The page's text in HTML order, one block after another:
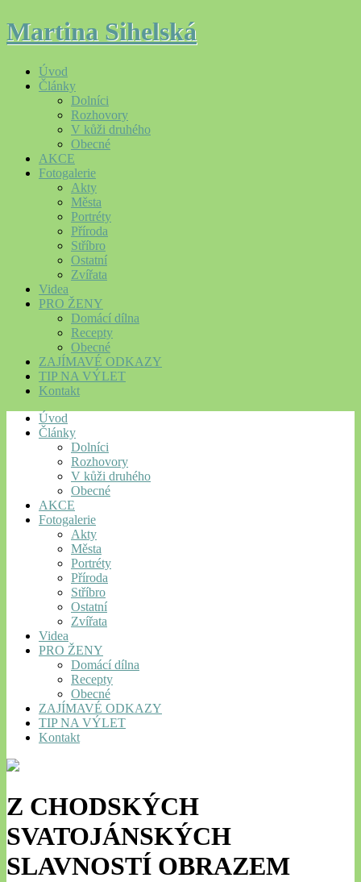
Martina Sihelská
Úvod
Články
Dolníci
Rozhovory
V kůži druhého
Obecné
AKCE
Fotogalerie
Akty
Města
Portréty
Příroda
Stříbro
Ostatní
Zvířata
Videa
PRO ŽENY
Domácí dílna
Recepty
Obecné
ZAJÍMAVÉ ODKAZY
TIP NA VÝLET
Kontakt
Úvod
Články
Dolníci
Rozhovory
V kůži druhého
Obecné
AKCE
Fotogalerie
Akty
Města
Portréty
Příroda
Stříbro
Ostatní
Zvířata
Videa
PRO ŽENY
Domácí dílna
Recepty
Obecné
ZAJÍMAVÉ ODKAZY
TIP NA VÝLET
Kontakt
Z CHODSKÝCH
SVATOJÁNSKÝCH
SLAVNOSTÍ OBRAZEM